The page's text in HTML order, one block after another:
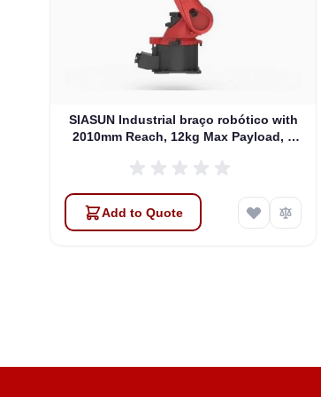
SIASUN Industrial braço robótico with
2010mm Reach, 12kg Max Payload, 6
Add to Quote